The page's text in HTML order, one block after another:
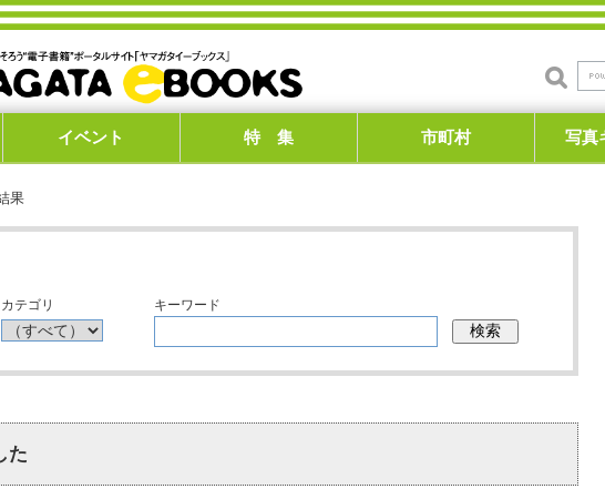
イベント 特 集 市町村 写真
果
カテゴリ キーワード
た